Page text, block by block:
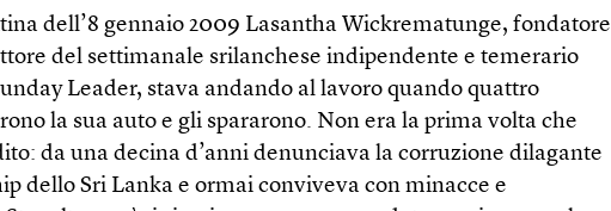
dell’8 gennaio 2009 Lasantha Wickrematunge, fondatore
del settimanale srilanchese indipendente e temerario
Leader, stava andando al lavoro quando quattro
la sua auto e gli spararono. Non era la prima volta che
da una decina d’anni denunciava la corruzione dilagante
dello Sri Lanka e ormai conviveva con minacce e